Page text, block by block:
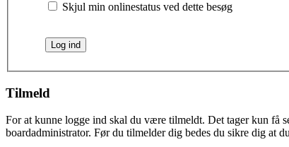
Skjul min onlinestatus ved dette besøg
Tilmeld
For at kunne logge ind skal du være tilmeldt. Det tager kun få
boardadministrator. Før du tilmelder dig bedes du sikre dig at